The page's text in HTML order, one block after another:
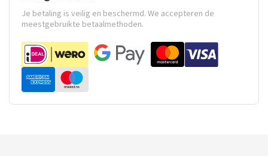
Je betaling is veilig en beschermd. We accepteren de
meestgebruikte betaalmethoden.